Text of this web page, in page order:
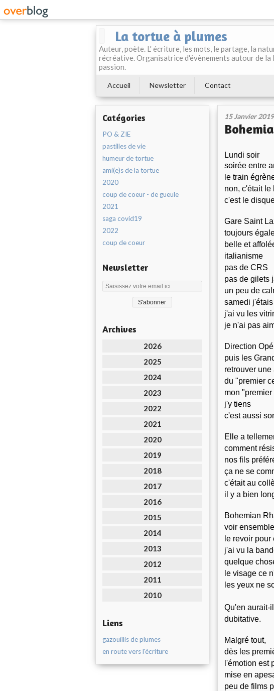
La tortue à plumes
Auteur, poète. L' écriture, les mots, le partage, la
récréative. Organisatrice d'évènements autour de
passion.
Accueil Newsletter Contact
Catégories
PO & ZIE
pastilles de vie
humeur de tortue
ami(e)s de la tortue
2020
coup de coeur - de gueule
2021
saga covid19
2022
coup de coeur
Newsletter
Archives
2026
2025
2024
2023
2022
2021
2020
2019
2018
2017
2016
2015
2014
2013
2012
2011
2010
Liens
gazouillis de plumes
en route vers l'écriture
15 Janvier 2019
Lundi soir
soirée entre
le train
non, c'était le
c'est le
Gare Saint
toujours
belle et
italianisme
pas de CRS
pas de gilets
un peu de
samedi
j'ai vu les
je n'ai pas
Direction
puis les
retrouver une
du "premier
mon
j'y tiens
c'est aussi
Elle a
comment
nos fils
ça ne se
c'était au
il y a bien
Bohemian
voir
le revoir
j'ai vu la
quelque
le visage ce
les yeux ne
Qu'en aurait-
dubitative.
Malgré tout,
dès les
l'émotion est
mise en
peu de films